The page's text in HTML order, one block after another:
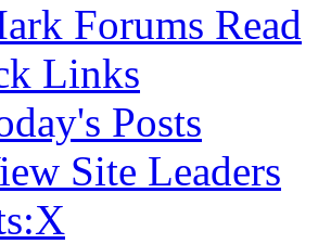
Forums Read
Links
Posts
Site Leaders